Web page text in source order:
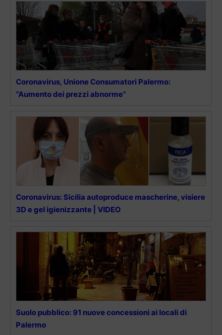
Coronavirus, Unione Consumatori Palermo:
“Aumento dei prezzi abnorme”
Coronavirus: Sicilia autoproduce mascherine, visiere
3D e gel igienizzante | VIDEO
Suolo pubblico: 91 nuove concessioni ai locali di
Palermo